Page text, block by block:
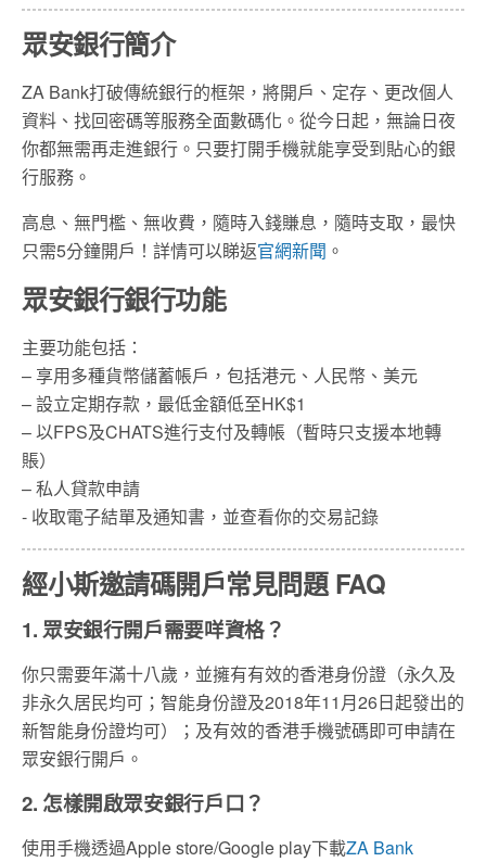
眾安銀行簡介
ZA Bank打破傳統銀行的框架，將開戶、定存、更改個人
資料、找回密碼等服務全面數碼化。從今日起，無論日夜
你都無需再走進銀行。只要打開手機就能享受到貼心的銀
行服務。
高息、無門檻、無收費，隨時入錢賺息，隨時支取，最快
只需5分鐘開戶！詳情可以睇返官網新聞 。
眾安銀行銀行功能
主要功能包括：
– 享用多種貨幣儲蓄帳戶，包括港元、人民幣、美元
– 設立定期存款，最低金額低至HK$1
– 以FPS及CHATS進行支付及轉帳（暫時只支援本地轉
賬）
– 私人貸款申請
​- 收取電子結單及通知書，並查看你的交易記錄
經小斯邀請碼開戶常見問題 FAQ
1. 眾安銀行開戶需要咩資格？
你只需要年滿十八歲，並擁有有效的香港身份證（永久及
非永久居民均可；智能身份證及2018年11月26日起發出的
新智能身份證均可）；及有效的香港手機號碼即可申請在
眾安銀行開戶。
2. 怎樣開啟眾安銀行戶口？
使用手機透過Apple store/Google play下載ZA Bank